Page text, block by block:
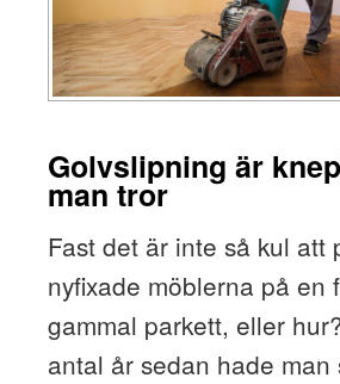
Golvslipning är
man tror
Fast det är inte så kul att
nyfixade möblerna på en
gammal parkett, eller
antal år sedan hade man